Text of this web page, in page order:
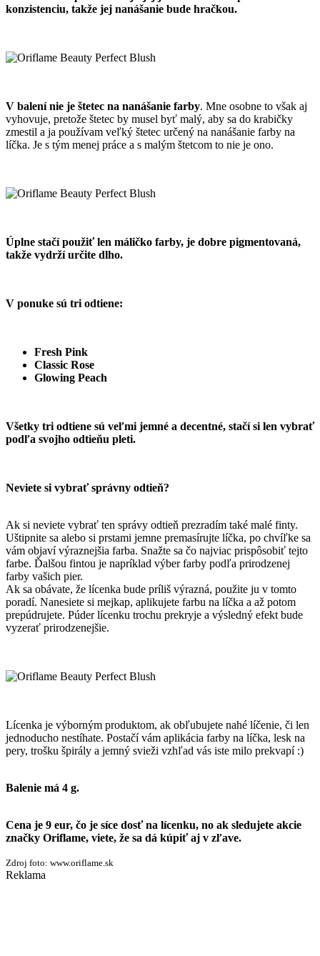
konzistenciu, takže jej nanášanie bude hračkou.
V balení nie je štetec na nanášanie farby. Mne osobne to však aj
vyhovuje, pretože štetec by musel byť malý, aby sa do krabičky
zmestil a ja používam veľký štetec určený na nanášanie farby na
líčka. Je s tým menej práce a s malým štetcom to nie je ono.
Úplne stačí použiť len máličko farby, je dobre pigmentovaná,
takže vydrží určite dlho.
V ponuke sú tri odtiene:
Fresh Pink
Classic Rose
Glowing Peach
Všetky tri odtiene sú veľmi jemné a decentné, stačí si len vybrať
podľa svojho odtieňu pleti.
Neviete si vybrať správny odtieň?
Ak si neviete vybrať ten správy odtieň prezradím také malé finty.
Uštipnite sa alebo si prstami jemne premasírujte líčka, po chvíľke sa
vám objaví výraznejšia farba. Snažte sa čo najviac prispôsobiť tejto
farbe. Ďalšou fintou je napríklad výber farby podľa prirodzenej
farby vašich pier.
Ak sa obávate, že lícenka bude príliš výrazná, použite ju v tomto
poradí. Nanesiete si mejkap, aplikujete farbu na líčka a až potom
prepúdrujete. Púder lícenku trochu prekryje a výsledný efekt bude
vyzerať prirodzenejšie.
Lícenka je výborným produktom, ak obľubujete nahé líčenie, či len
jednoducho nestíhate. Postačí vám aplikácia farby na líčka, lesk na
pery, trošku špirály a jemný svieži vzhľad vás iste milo prekvapí :)
Balenie má 4 g.
Cena je 9 eur, čo je síce dosť na lícenku, no ak sledujete akcie
značky Oriflame, viete, že sa dá kúpiť aj v zľave.
Zdroj foto: www.oriflame.sk
Reklama